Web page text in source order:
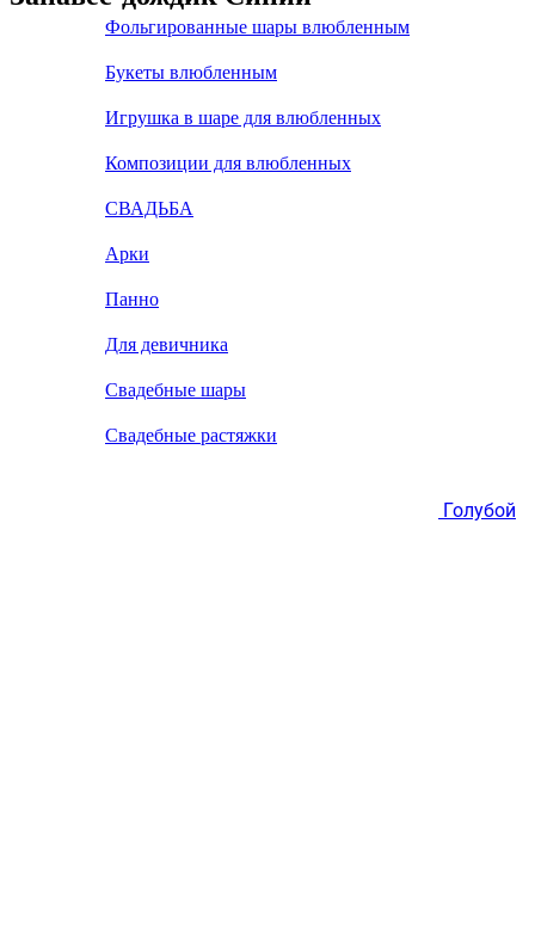
Фольгированные шары влюбленным
Букеты влюбленным
Игрушка в шаре для влюбленных
Композиции для влюбленных
СВАДЬБА
Арки
Панно
Для девичника
Свадебные шары
Свадебные растяжки
Голубой